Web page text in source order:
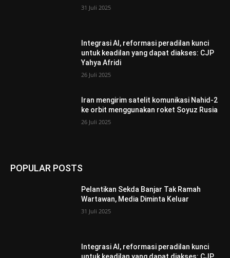
31 Juli 2025
Integrasi AI, reformasi peradilan kunci
untuk keadilan yang dapat diakses: CJP
Yahya Afridi
26 Juli 2025
Iran mengirim satelit komunikasi Nahid-2
ke orbit menggunakan roket Soyuz Rusia
26 Juli 2025
POPULAR POSTS
Pelantikan Sekda Banjar Tak Ramah
Wartawan, Media Diminta Keluar
31 Juli 2025
Integrasi AI, reformasi peradilan kunci
untuk keadilan yang dapat diakses: CJP